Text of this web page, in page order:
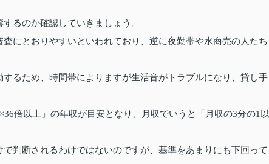
るのか確認していきましょう。
にとおりやすいといわれており、逆に夜勤帯や水商売の人たち
るため、時間帯によりますが生活音がトラブルになり、貸し手
倍以上」の年収が目安となり、月収でいうと「月収の3分の1以
判断されるわけではないのですが、基準をあまりにも下回って